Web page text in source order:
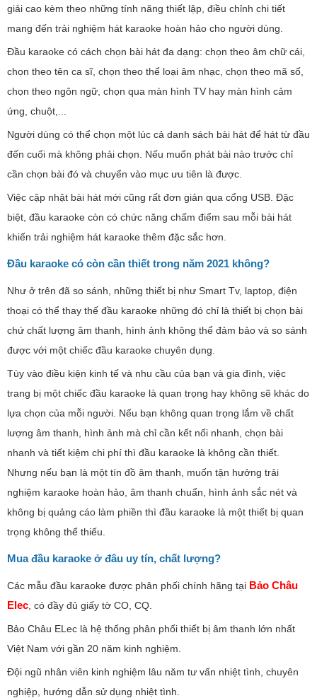
giải cao kèm theo những tính năng thiết lập, điều chỉnh chi tiết
mang đến trải nghiệm hát karaoke hoàn hảo cho người dùng.
Đầu karaoke có cách chọn bài hát đa dạng: chọn theo âm chữ cái,
chọn theo tên ca sĩ, chọn theo thể loại âm nhạc, chọn theo mã số,
chọn theo ngôn ngữ, chọn qua màn hình TV hay màn hình cảm
ứng, chuột,...
Người dùng có thể chọn một lúc cả danh sách bài hát để hát từ đầu
đến cuối mà không phải chọn. Nếu muốn phát bài nào trước chỉ
cần chọn bài đó và chuyển vào mục ưu tiên là được.
Việc cập nhật bài hát mới cũng rất đơn giản qua cổng USB. Đặc
biệt, đầu karaoke còn có chức năng chấm điểm sau mỗi bài hát
khiến trải nghiệm hát karaoke thêm đặc sắc hơn.
Đầu karaoke có còn cần thiết trong năm 2021 không?
Như ở trên đã so sánh, những thiết bị như Smart Tv, laptop, điện
thoại có thể thay thế đầu karaoke những đó chỉ là thiết bị chọn bài
chứ chất lượng âm thanh, hình ảnh không thể đảm bảo và so sánh
được với một chiếc đầu karaoke chuyên dụng.
Tùy vào điều kiện kinh tế và nhu cầu của bạn và gia đình, việc
trang bị một chiếc đầu karaoke là quan trọng hay không sẽ khác do
lựa chọn của mỗi người. Nếu bạn không quan trọng lắm về chất
lượng âm thanh, hình ảnh mà chỉ cần kết nối nhanh, chọn bài
nhanh và tiết kiệm chi phí thì đầu karaoke là không cần thiết.
Nhưng nếu bạn là một tín đồ âm thanh, muốn tận hưởng trải
nghiệm karaoke hoàn hảo, âm thanh chuẩn, hình ảnh sắc nét và
không bị quảng cáo làm phiền thì đầu karaoke là một thiết bị quan
trọng không thể thiếu.
Mua đầu karaoke ở đâu uy tín, chất lượng?
Các mẫu đầu karaoke được phân phối chính hãng tại Bảo Châu
Elec , có đầy đủ giấy tờ CO, CQ.
Bảo Châu ELec là hệ thống phân phối thiết bị âm thanh lớn nhất
Việt Nam với gần 20 năm kinh nghiệm.
Đội ngũ nhân viên kinh nghiệm lâu năm tư vấn nhiệt tình, chuyên
nghiệp, hướng dẫn sử dụng nhiệt tình.